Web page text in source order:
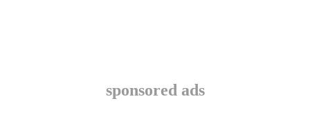
sponsored ads